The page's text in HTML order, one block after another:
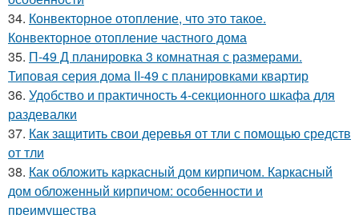
34. Конвекторное отопление, что это такое.
Конвекторное отопление частного дома
35. П-49 Д планировка 3 комнатная с размерами.
Типовая серия дома II-49 с планировками квартир
36. Удобство и практичность 4-секционного шкафа для
раздевалки
37. Как защитить свои деревья от тли с помощью средств
от тли
38. Как обложить каркасный дом кирпичом. Каркасный
дом обложенный кирпичом: особенности и
преимущества